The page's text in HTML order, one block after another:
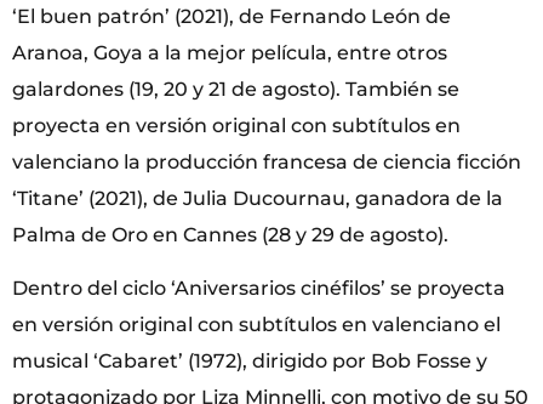
‘El buen patrón’ (2021), de Fernando León de
Aranoa, Goya a la mejor película, entre otros
galardones (19, 20 y 21 de agosto). También se
proyecta en versión original con subtítulos en
valenciano la producción francesa de ciencia ficción
‘Titane’ (2021), de Julia Ducournau, ganadora de la
Palma de Oro en Cannes (28 y 29 de agosto).
Dentro del ciclo ‘Aniversarios cinéfilos’ se proyecta
en versión original con subtítulos en valenciano el
musical ‘Cabaret’ (1972), dirigido por Bob Fosse y
protagonizado por Liza Minnelli, con motivo de su 50